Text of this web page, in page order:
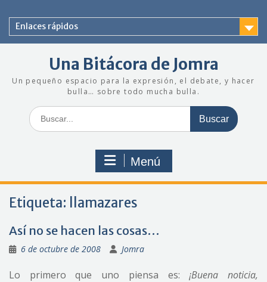
contenido
Enlaces rápidos
Una Bitácora de Jomra
Un pequeño espacio para la expresión, el debate, y hacer
bulla… sobre todo mucha bulla.
Buscar:
Menú
Etiqueta: llamazares
Así no se hacen las cosas…
6 de octubre de 2008 Jomra
Lo primero que uno piensa es:¡Buena noticia,